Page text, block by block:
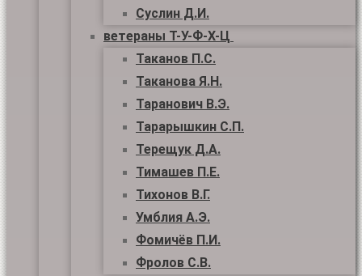
Суслин Д.И.
ветераны Т-У-Ф-Х-Ц
Таканов П.С.
Таканова Я.Н.
Таранович В.Э.
Тарарышкин С.П.
Терещук Д.А.
Тимашев П.Е.
Тихонов В.Г.
Умблия А.Э.
Фомичёв П.И.
Фролов С.В.